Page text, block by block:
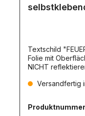
Textschild
Folie mit
NICHT
Versandfertig